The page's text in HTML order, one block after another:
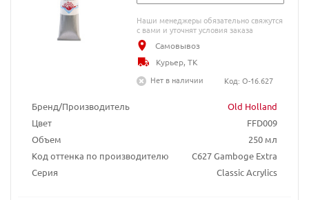
Бренд/Производитель
Old Holland
Цвет
FFD009
Объем
250 мл
Код оттенка по производителю
C627 Gamboge Extra
Серия
Classic Acrylics
Наши менеджеры обязательно свяжутся
с вами и уточнят условия заказа
Самовывоз
Курьер, ТК
Нет в наличии
Код: O-16.627